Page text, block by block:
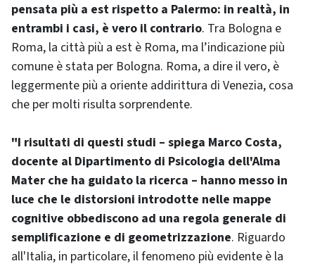
pensata più a est rispetto a Palermo: in realtà, in
entrambi i casi, è vero il contrario. Tra Bologna e
Roma, la città più a est è Roma, ma l’indicazione più
comune è stata per Bologna. Roma, a dire il vero, è
leggermente più a oriente addirittura di Venezia, cosa
che per molti risulta sorprendente.
"I risultati di questi studi – spiega Marco Costa,
docente al Dipartimento di Psicologia dell'Alma
Mater che ha guidato la ricerca – hanno messo in
luce che le distorsioni introdotte nelle mappe
cognitive obbediscono ad una regola generale di
semplificazione e di geometrizzazione. Riguardo
all'Italia, in particolare, il fenomeno più evidente è la